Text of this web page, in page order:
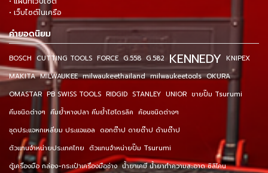
• เว็บไซต์ในเครือ
คำยอดนิยม
BOSCH CUTTING TOOLS FORCE G.558 G.582 KENNEDY KNIPEX
MAKITA MILWAUKEE milwaukeethailand milwaukeetools OKURA
OMASTAR PB SWISS TOOLS RIDGID STANLEY UNIOR ขายปั๊ม Tsurumi
คีมชนิดต่างๆ คีมย้ำหางปลา คีมย้ำไฮโดรลิค ค้อนชนิดต่างๆ
ชุดประแจหกเหลี่ยม ประแจแอล ดอกต๊าป ดายต๊าป ด้ามต๊าป
ตัวแทนจำหน่ายประเทศไทย ตัวแทนจำหน่ายปั๊ม Tsurumi
ตู้เครื่องมือ กล่อง-กระเป๋าเครื่องมือช่าง น้ำยาเคมี น้ำยาทำความสะอาด ซิลิโคน